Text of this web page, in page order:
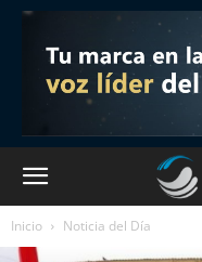
Inicio Noticia del Día